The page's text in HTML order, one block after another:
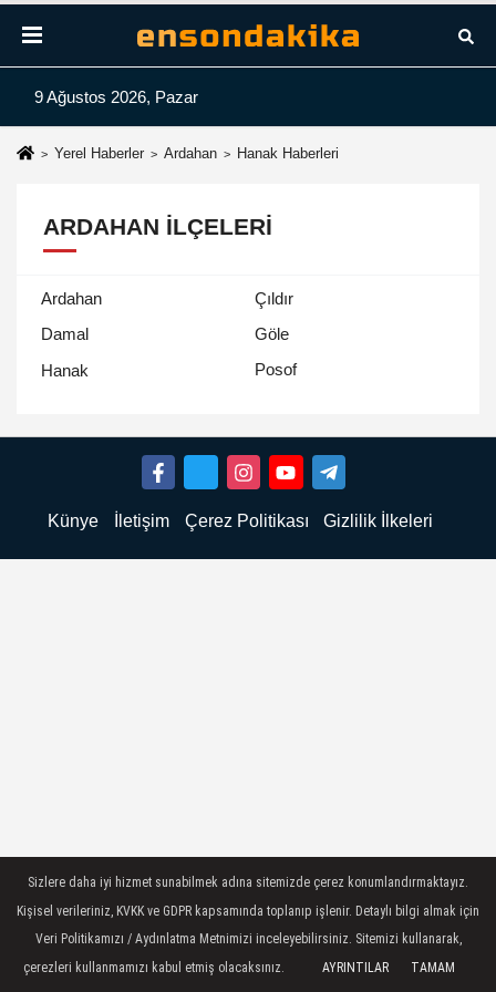
9 Ağustos 2026, Pazar
Yerel Haberler Ardahan Hanak Haberleri
ARDAHAN İLÇELERI
Ardahan
Çıldır
Damal
Göle
Hanak
Posof
Künye İletişim Çerez Politikası Gizlilik İlkeleri
Sizlere daha iyi hizmet sunabilmek adına sitemizde çerez konumlandırmaktayız.
Kişisel verileriniz, KVKK ve GDPR kapsamında toplanıp işlenir. Detaylı bilgi almak için
Veri Politikamızı / Aydınlatma Metnimizi inceleyebilirsiniz. Sitemizi kullanarak,
çerezleri kullanmamızı kabul etmiş olacaksınız.
AYRINTILAR TAMAM